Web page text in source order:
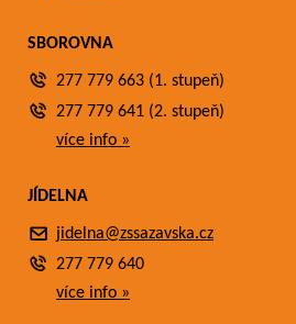
SBOROVNA
277 779 663 (1. stupeň)
277 779 641 (2. stupeň)
více info »
JÍDELNA
jidelna@zssazavska.cz
277 779 640
více info »